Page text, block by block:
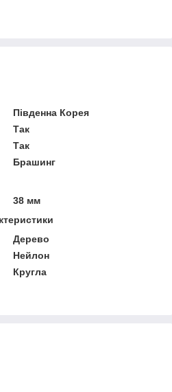
Південна Корея
Так
Так
Брашинг
38 мм
Дерево
Нейлон
Кругла